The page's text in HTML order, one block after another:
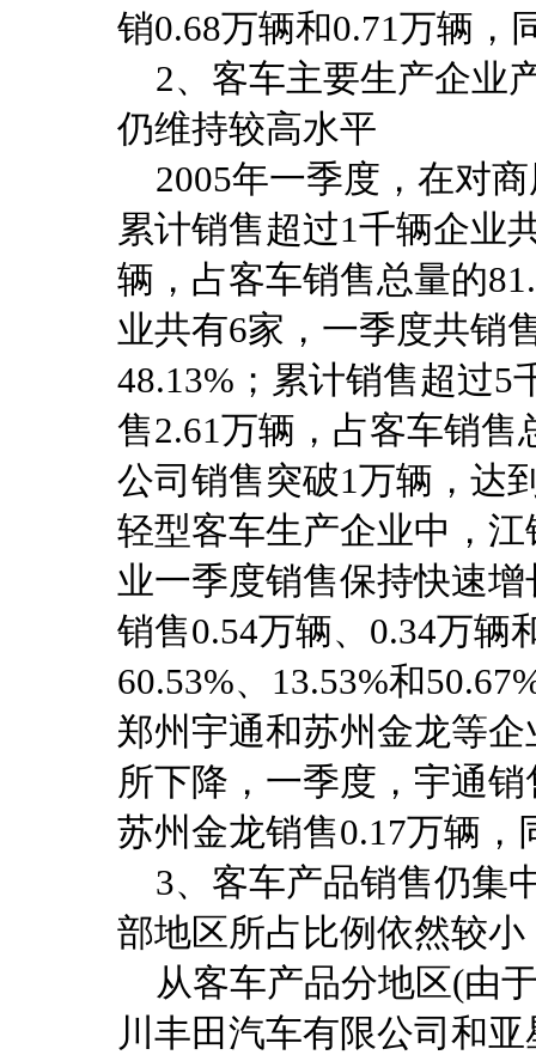
销0.68万辆和0.71万辆，
2、客车主要生产企业
仍维持较高水平
2005年一季度，在对
累计销售超过1千辆企业
辆，占客车销售总量的
业共有6家，一季度共销
48.13%；累计销售超过5
售2.61万辆，占客车销售
公司销售突破1万辆，达
轻型客车生产企业中，
业一季度销售保持快速
销售0.54万辆、0.34万辆
60.53%、13.53%和
郑州宇通和苏州金龙等
所下降，一季度，宇通
苏州金龙销售0.17万辆，
3、客车产品销售仍集
部地区所占比例依然较小
从客车产品分地区(由
川丰田汽车有限公司和